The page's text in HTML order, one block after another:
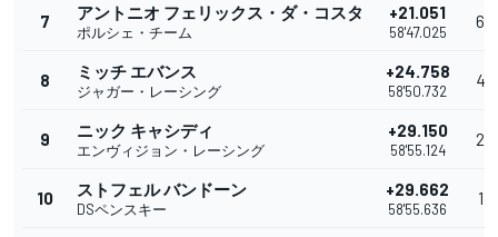
7 アントニオ フェリックス・ダ・コスタ
ポルシェ・チーム
+21.051
58'47.025
6
8 ミッチ エバンス
ジャガー・レーシング
+24.758
58'50.732
4
9 ニック キャシディ
エンヴィジョン・レーシング
+29.150
58'55.124
2
10 ストフェル バンドーン
DSペンスキー
+29.662
58'55.636
1